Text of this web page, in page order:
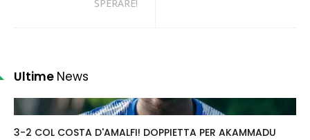
SPERARE!
Ultime News
3-2 COL COSTA D'AMALFI! DOPPIETTA PER AKAMMADU